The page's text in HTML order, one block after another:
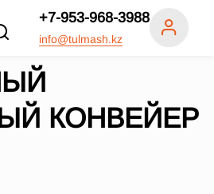
+7-953-968-3988
info@tulmash.kz
КОНВЕЙЕР